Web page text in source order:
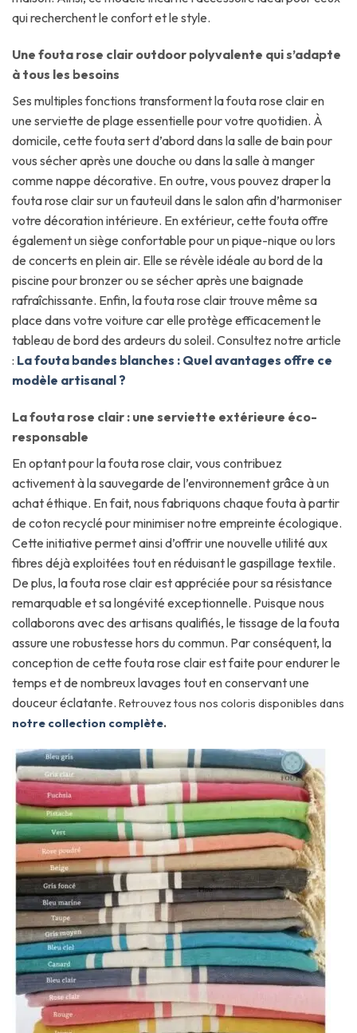
qui recherchent le confort et le style.
Une fouta rose clair outdoor polyvalente qui s’adapte
à tous les besoins
Ses multiples fonctions transforment la fouta rose clair en
une serviette de plage essentielle pour votre quotidien. À
domicile, cette fouta sert d’abord dans la salle de bain pour
vous sécher après une douche ou dans la salle à manger
comme nappe décorative. En outre, vous pouvez draper la
fouta rose clair sur un fauteuil dans le salon afin d’harmoniser
votre décoration intérieure. En extérieur, cette fouta offre
également un siège confortable pour un pique-nique ou lors
de concerts en plein air. Elle se révèle idéale au bord de la
piscine pour bronzer ou se sécher après une baignade
rafraîchissante. Enfin, la fouta rose clair trouve même sa
place dans votre voiture car elle protège efficacement le
tableau de bord des ardeurs du soleil. Consultez notre article
: La fouta bandes blanches : Quel avantages offre ce
modèle artisanal ?
La fouta rose clair : une serviette extérieure éco-
responsable
En optant pour la fouta rose clair, vous contribuez
activement à la sauvegarde de l’environnement grâce à un
achat éthique. En fait, nous fabriquons chaque fouta à partir
de coton recyclé pour minimiser notre empreinte écologique.
Cette initiative permet ainsi d’offrir une nouvelle utilité aux
fibres déjà exploitées tout en réduisant le gaspillage textile.
De plus, la fouta rose clair est appréciée pour sa résistance
remarquable et sa longévité exceptionnelle. Puisque nous
collaborons avec des artisans qualifiés, le tissage de la fouta
assure une robustesse hors du commun. Par conséquent, la
conception de cette fouta rose clair est faite pour endurer le
temps et de nombreux lavages tout en conservant une
douceur éclatante. Retrouvez tous nos coloris disponibles dans
notre collection complète.